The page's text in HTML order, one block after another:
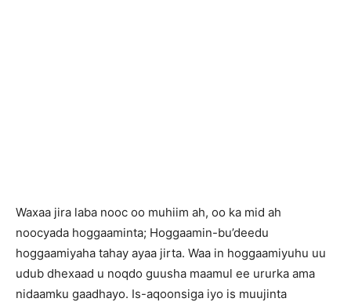
Waxaa jira laba nooc oo muhiim ah, oo ka mid ah
noocyada hoggaaminta; Hoggaamin-bu’deedu
hoggaamiyaha tahay ayaa jirta. Waa in hoggaamiyuhu uu
udub dhexaad u noqdo guusha maamul ee ururka ama
nidaamku gaadhayo. Is-aqoonsiga iyo is muujinta